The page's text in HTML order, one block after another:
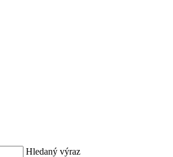
Hledaný výraz